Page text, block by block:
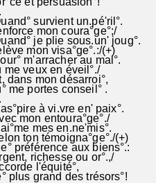
survient un.pé'ril°.
mon coura°ge°;/
je plie sous.un' joug°.
mon visa°ge°.:/(+)
m'arracher au mal°.
me veux en éveil°./
dans mon désarroi°,
me portes conseil° .
à vi.vre en' paix°.
mon entoura°ge°./
mes en.ne'mis°.
ton témoigna°ge°./(+)
préférence aux biens°.:
richesse ou or°.,/
l'équité°,
plus grand des trésors°!